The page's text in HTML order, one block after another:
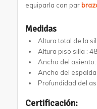
equiparla con par
Medidas
Altura total de la
Altura piso silla : 48
Ancho del asiento:
Ancho del
Profundidad del
Certificación: